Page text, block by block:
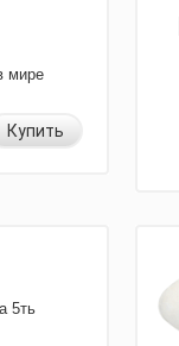
мире
Купить
5ть